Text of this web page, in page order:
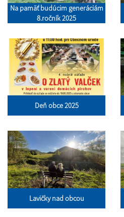
Na pamäť budúcim generáciám
8.ročník 2025
Deň obce 2025
Lavičky nad obcou